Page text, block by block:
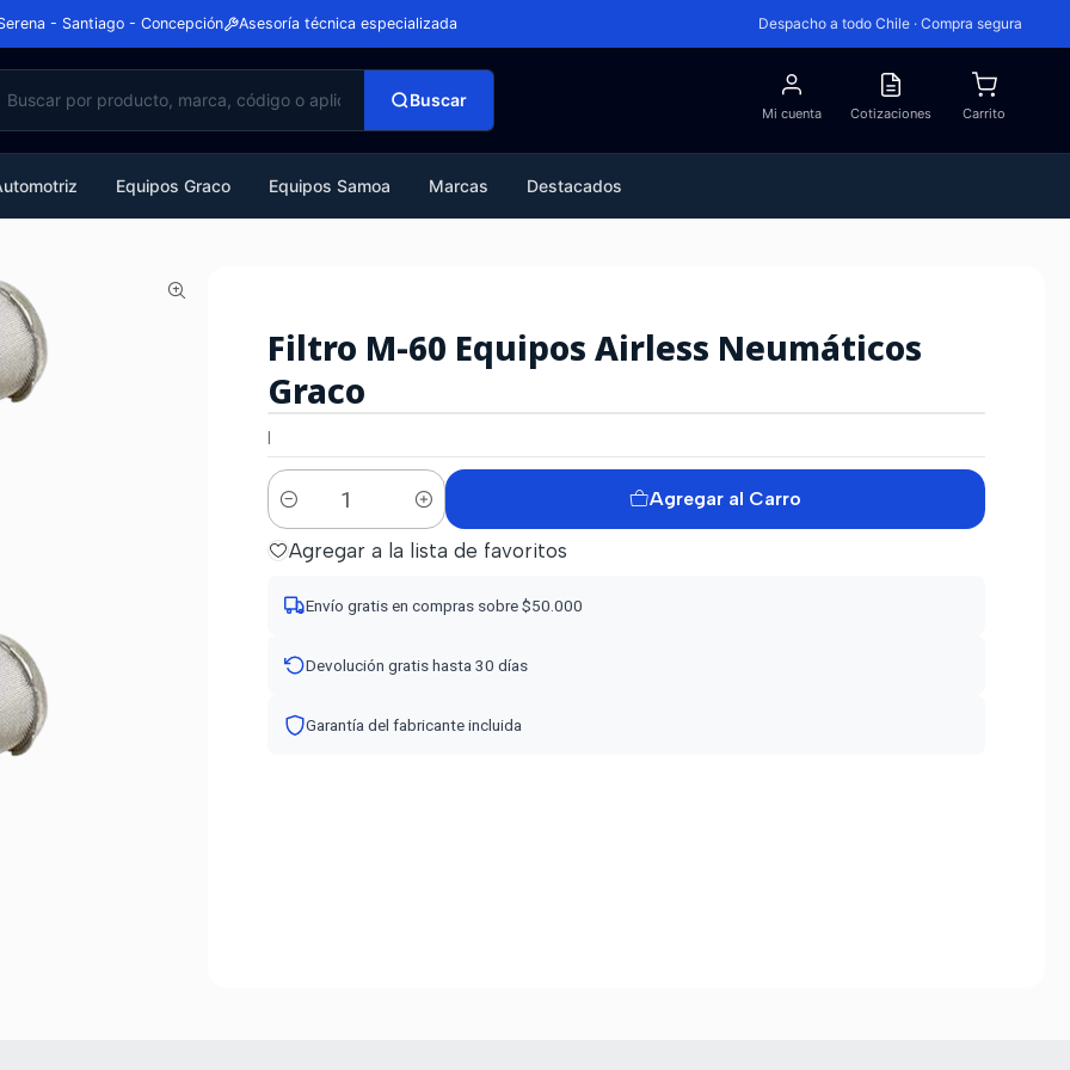
- Santiago - Concepción Asesoría técnica especializada Despacho a todo Chile · Compra segura
Buscar
Mi cuenta Cotizaciones Carrito
Equipos Graco Equipos Samoa Marcas Destacados
|
Filtro M-60 Equipos Airless Neumáticos
Graco
Cantidad
Agregar al Carro
Agregar a la lista de favoritos
Envío gratis en compras sobre $50.000
Devolución gratis hasta 30 días
Garantía del fabricante incluida